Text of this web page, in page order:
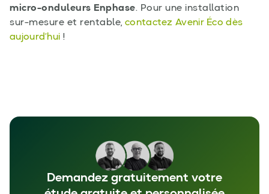
micro-onduleurs Enphase. Pour une installation
sur-mesure et rentable, contactez Avenir Éco dès
aujourd’hui !
Demandez gratuitement votre